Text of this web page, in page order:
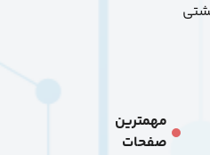
مهمترین
صفحات